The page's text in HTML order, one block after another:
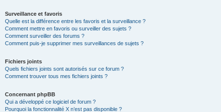
Surveillance et favoris
Quelle est la différence entre les favoris et la surveillance ?
Comment mettre en favoris ou surveiller des sujets ?
Comment surveiller des forums ?
Comment puis-je supprimer mes surveillances de sujets ?
Fichiers joints
Quels fichiers joints sont autorisés sur ce forum ?
Comment trouver tous mes fichiers joints ?
Concernant phpBB
Qui a développé ce logiciel de forum ?
Pourquoi la fonctionnalité X n’est pas disponible ?